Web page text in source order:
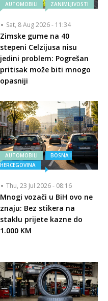
AUTOMOBILI ZANIMLJIVOSTI
Sat, 8 Aug 2026 - 11:34
Zimske gume na 40
stepeni Celzijusa nisu
jedini problem: Pogrešan
pritisak može biti mnogo
opasniji
AUTOMOBILI
BOSNA I
HERCEGOVINA
Thu, 23 Jul 2026 - 08:16
Mnogi vozači u BiH ovo ne
znaju: Bez stikera na
staklu prijete kazne do
1.000 KM